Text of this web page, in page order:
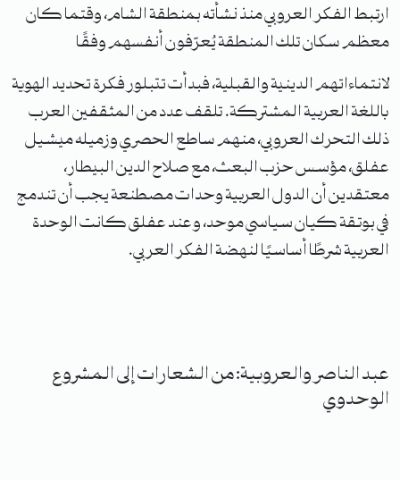
ارتبط الفكر العروبي منذ نشأته بمنطقة الشام، وقتما كان
معظم سكان تلك المنطقة يُعرّفون أنفسهم وفقًا
لانتماءاتهم الدينية والقبلية، فبدأت تتبلور فكرة تحديد الهوية
باللغة العربية المشتركة. تلقف عدد من المثقفين العرب
ذلك التحرك العروبي، منهم ساطع الحصري وزميله ميشيل
عفلق، مؤسس حزب البعث، مع صلاح الدين البيطار،
معتقدين أن الدول العربية وحدات مصطنعة يجب أن تندمج
في بوتقة كيان سياسي موحد، وعند عفلق كانت الوحدة
العربية شرطًا أساسيًا لنهضة الفكر العربي.
عبد الناصر والعروبية: من الشعارات إلى المشروع
الوحدوي